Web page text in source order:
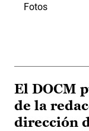
Fotos
El DOCM
de la
dirección